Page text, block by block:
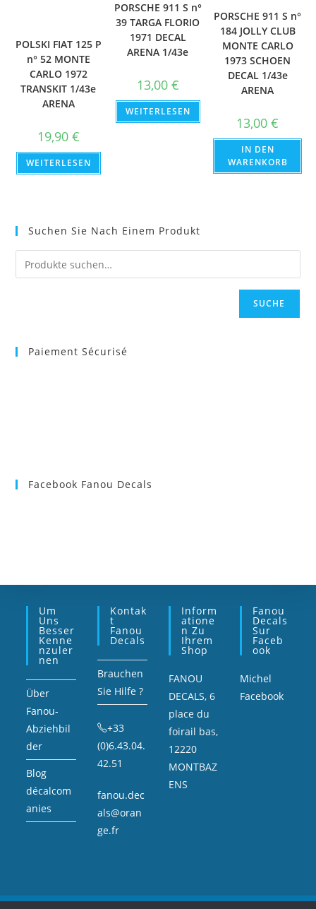
POLSKI FIAT 125 P
n° 52 MONTE
CARLO 1972
TRANSKIT 1/43e
ARENA
19,90 €
WEITERLESEN
PORSCHE 911 S n°
39 TARGA FLORIO
1971 DECAL
ARENA 1/43e
13,00 €
WEITERLESEN
PORSCHE 911 S n°
184 JOLLY CLUB
MONTE CARLO
1973 SCHOEN
DECAL 1/43e
ARENA
13,00€
IN DEN
WARENKORB
Suchen Sie Nach Einem Produkt
SUCHE
Paiement Sécurisé
Facebook Fanou Decals
Um
Uns
Besser
Kenne
Nzuler
Nen
Über
Fanou-
Abziehbil
der
Blog
décalcom
anies
Kontak
T
Fanou
Decals
Brauchen
Sie Hilfe ?
+33
(0)6.43.04.
42.51
fanou.dec
als@oran
ge.fr
Inform
Atione
N Zu
Ihrem
Shop
FANOU
DECALS, 6
place du
foirail bas,
12220
MONTBAZ
ENS
Fanou
Decals
Sur
Faceb
Ook
Michel
Facebook